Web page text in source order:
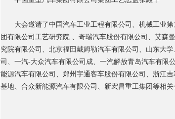
大会邀请了中国汽车工业工程有限公司、机械工业
团有限公司工艺研究院 、奇瑞汽车股份有限公司、艾森
究院有限公司、北京福田戴姆勒汽车有限公司、山东大
司、一汽-大众汽车有限公司成、一汽解放青岛汽车有限
能源汽车有限公司、郑州宇通客车股份有限公司、浙江
基地、合众新能源汽车有限公司、新宏昌重工集团等相关